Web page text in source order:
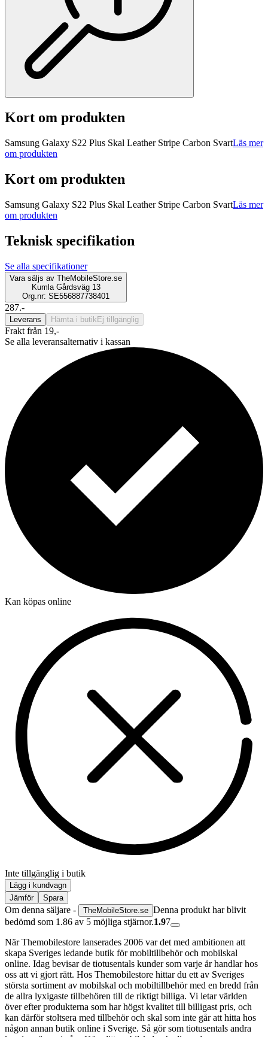
Kort om produkten
Samsung Galaxy S22 Plus Skal Leather Stripe Carbon SvartLäs mer
om produkten
Kort om produkten
Samsung Galaxy S22 Plus Skal Leather Stripe Carbon SvartLäs mer
om produkten
Teknisk specifikation
Se alla specifikationer
Vara säljs av TheMobileStore.se
Kumla Gårdsväg 13
Org.nr: SE556887738401
287.-
Leverans Hämta i butik Ej tillgänglig
Frakt från 19,-
Se alla leveransalternativ i kassan
Kan köpas online
Inte tillgänglig i butik
Lägg i kundvagn
Jämför
Spara
Om denna säljare - TheMobileStore.se Denna produkt har blivit
bedömd som 1.86 av 5 möjliga stjärnor.1.97
När Themobilestore lanserades 2006 var det med ambitionen att
skapa Sveriges ledande butik för mobiltillbehör och mobilskal
online. Idag bevisar de tiotusentals kunder som varje år handlar hos
oss att vi gjort rätt. Hos Themobilestore hittar du ett av Sveriges
största sortiment av mobilskal och mobiltillbehör med en bredd från
de allra lyxigaste tillbehören till de riktigt billiga. Vi letar världen
över efter produkterna som har högst kvalitet till billigast pris, och
kan därför stoltsera med tillbehör och skal som inte går att hitta hos
någon annan butik online i Sverige. Så gör som tiotusentals andra